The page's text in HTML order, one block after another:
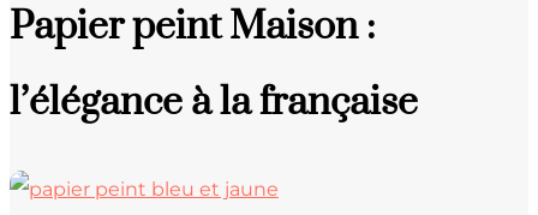
Papier peint Maison :
l’élégance à la française